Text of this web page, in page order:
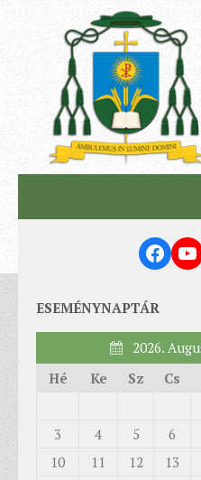
ESEMÉNYNAPTÁR
2026.
Hé
Ke Sz Cs
3
4 5 6
10
11 12 13